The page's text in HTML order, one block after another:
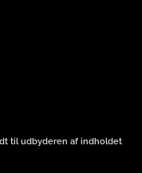
til udbyderen af indholdet